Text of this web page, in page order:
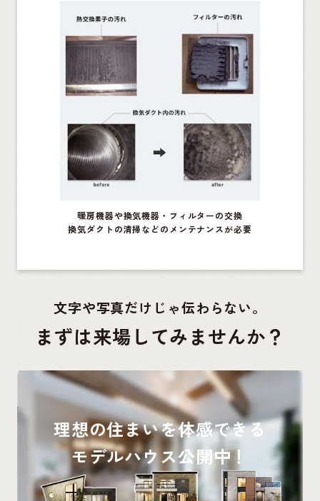
暖房機器や換気機器・フィルターの交換
換気ダクトの清掃などのメンテナンスが必要
文字や写真だけじゃ伝わらない。
まずは来場してみませんか？
理想の住まいを体感できる
モデルハウス公開中！